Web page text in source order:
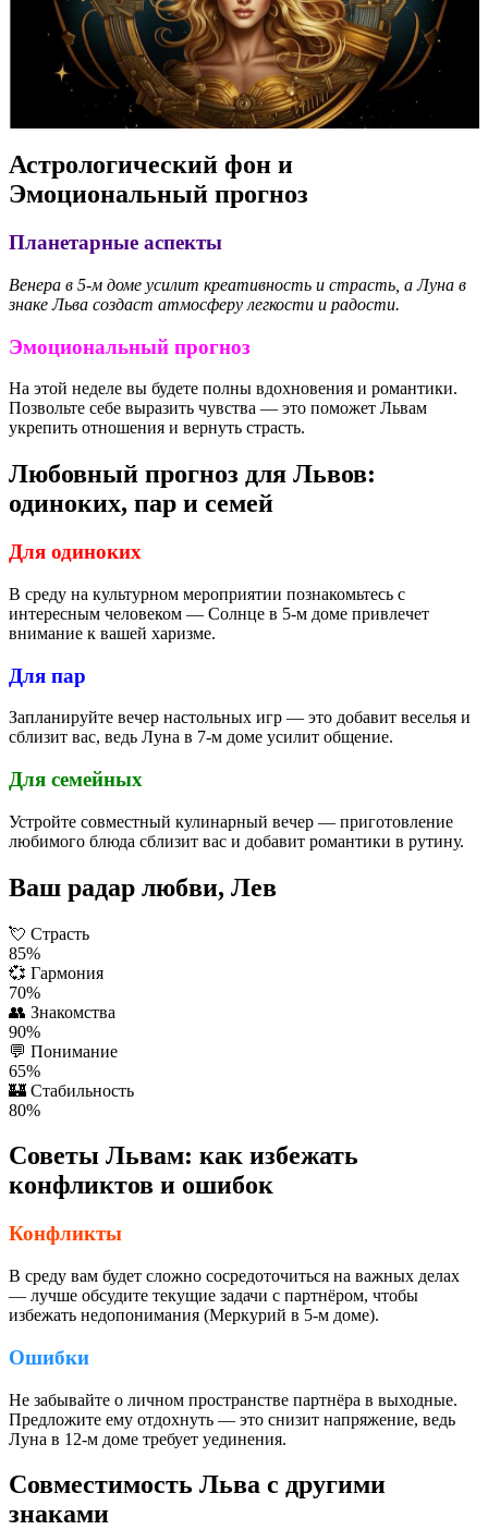
Астрологический фон и
Эмоциональный прогноз
Планетарные аспекты
Венера в 5-м доме усилит креативность и страсть, а Луна в
знаке Льва создаст атмосферу легкости и радости.
Эмоциональный прогноз
На этой неделе вы будете полны вдохновения и романтики.
Позвольте себе выразить чувства — это поможет Львам
укрепить отношения и вернуть страсть.
Любовный прогноз для Львов:
одиноких, пар и семей
Для одиноких
В среду на культурном мероприятии познакомьтесь с
интересным человеком — Солнце в 5-м доме привлечет
внимание к вашей харизме.
Для пар
Запланируйте вечер настольных игр — это добавит веселья и
сблизит вас, ведь Луна в 7-м доме усилит общение.
Для семейных
Устройте совместный кулинарный вечер — приготовление
любимого блюда сблизит вас и добавит романтики в рутину.
Ваш радар любви, Лев
💘 Страсть
85%
💞 Гармония
70%
👥 Знакомства
90%
💬 Понимание
65%
🏰 Стабильность
80%
Советы Львам: как избежать
конфликтов и ошибок
Конфликты
В среду вам будет сложно сосредоточиться на важных делах
— лучше обсудите текущие задачи с партнёром, чтобы
избежать недопонимания (Меркурий в 5-м доме).
Ошибки
Не забывайте о личном пространстве партнёра в выходные.
Предложите ему отдохнуть — это снизит напряжение, ведь
Луна в 12-м доме требует уединения.
Совместимость Льва с другими
знаками